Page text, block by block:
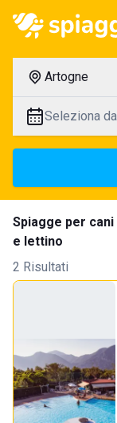
Artogne
Seleziona
Spiagge per
e lettino
2 Risultati